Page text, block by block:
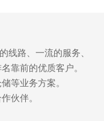
线路、一流的服务、
靠前的优质客户。
等业务方案。
伙伴。